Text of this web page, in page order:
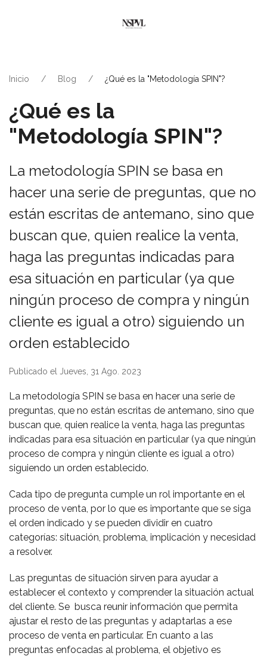
Inicio Blog ¿Qué es la "Metodología SPIN"?
¿Qué es la
"Metodología SPIN"?
La metodología SPIN se basa en
hacer una serie de preguntas, que no
están escritas de antemano, sino que
buscan que, quien realice la venta,
haga las preguntas indicadas para
esa situación en particular (ya que
ningún proceso de compra y ningún
cliente es igual a otro) siguiendo un
orden establecido
Publicado el Jueves, 31 Ago. 2023
La metodología SPIN se basa en hacer una serie de
preguntas, que no están escritas de antemano, sino que
buscan que, quien realice la venta, haga las preguntas
indicadas para esa situación en particular (ya que ningún
proceso de compra y ningún cliente es igual a otro)
siguiendo un orden establecido.
Cada tipo de pregunta cumple un rol importante en el
proceso de venta, por lo que es importante que se siga
el orden indicado y se pueden dividir en cuatro
categorías: situación, problema, implicación y necesidad
a resolver.
Las preguntas de situación sirven para ayudar a
establecer el contexto y comprender la situación actual
del cliente. Se busca reunir información que permita
ajustar el resto de las preguntas y adaptarlas a ese
proceso de venta en particular. En cuanto a las
preguntas enfocadas al problema, el objetivo es